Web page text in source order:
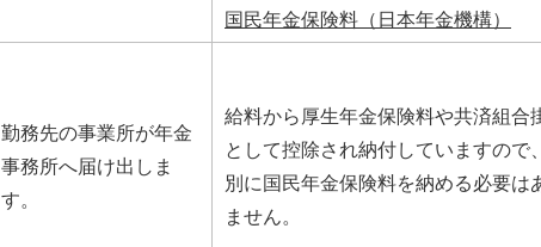
国民年金保険料（日本年金機構）
勤務先の事業所が年金
事務所へ届け出しま
す。
給料から厚生年金保険料や共済組合
として控除され納付していますので
別に国民年金保険料を納める必要は
ません。